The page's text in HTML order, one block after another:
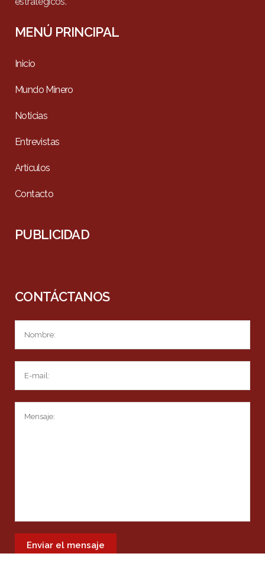
MENÚ PRINCIPAL
Inicio
Mundo Minero
Noticias
Entrevistas
Artículos
Contacto
PUBLICIDAD
CONTÁCTANOS